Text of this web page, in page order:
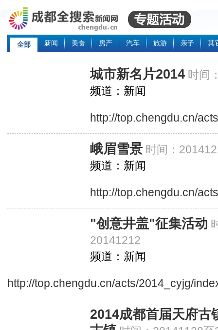
全部 新闻 美食 房产 汽车 旅游 亲子 其
城市新名片2014 时间
频道：新闻
http://top.chengdu.cn/
峨眉雪景 时间：
频道：新闻
http://top.chengdu.cn/
"创意井盖"征集活动
20141212
频道：新闻
http://top.chengdu.cn/acts/2014_cyjg/
2014成都首届天府古